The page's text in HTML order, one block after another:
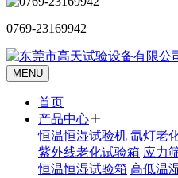
0769-23169942
MENU
首页
产品中心
恒温恒湿试验机 氙灯老
紫外线老化试验箱 应力
恒温恒湿试验箱 高低温